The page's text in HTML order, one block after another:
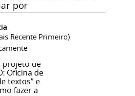
por
Recente Primeiro)
e Sousa Leão
modificação
Branco,
projeto de
Oficina de
textos” e
fazer a